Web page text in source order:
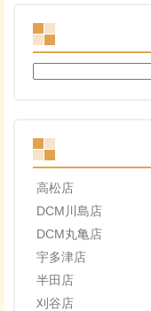
検
索:
高松店
DCM川島店
DCM丸亀店
宇多津店
半田店
刈谷店